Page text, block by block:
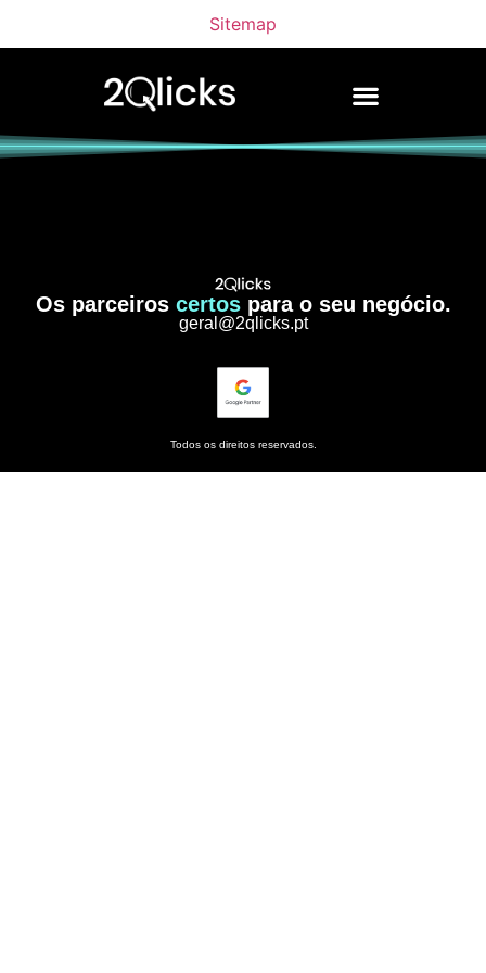
Sitemap
Os parceiros certospara o seu negócio.
geral@2qlicks.pt
Todos os direitos reservados.